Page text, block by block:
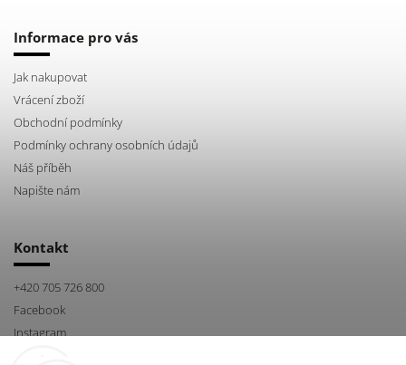
Informace pro vás
Jak nakupovat
Vrácení zboží
Obchodní podmínky
Podmínky ochrany osobních údajů
Náš příběh
Napište nám
Kontakt
+420 705 726 800
Facebook
Instagram